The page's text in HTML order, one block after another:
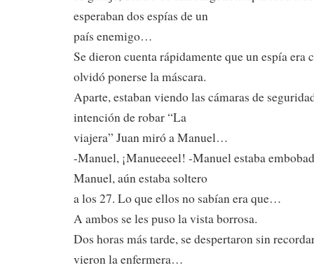
esperaban dos espías de un
país enemigo…
Se dieron cuenta rápidamente que un espía era
olvidó ponerse la máscara.
Aparte, estaban viendo las cámaras de
intención de robar “La
viajera” Juan miró a Manuel…
-Manuel, ¡Manueeeel! -Manuel estaba
Manuel, aún estaba soltero
a los 27. Lo que ellos no sabían era que…
A ambos se les puso la vista borrosa.
Dos horas más tarde, se despertaron sin
vieron la enfermera…